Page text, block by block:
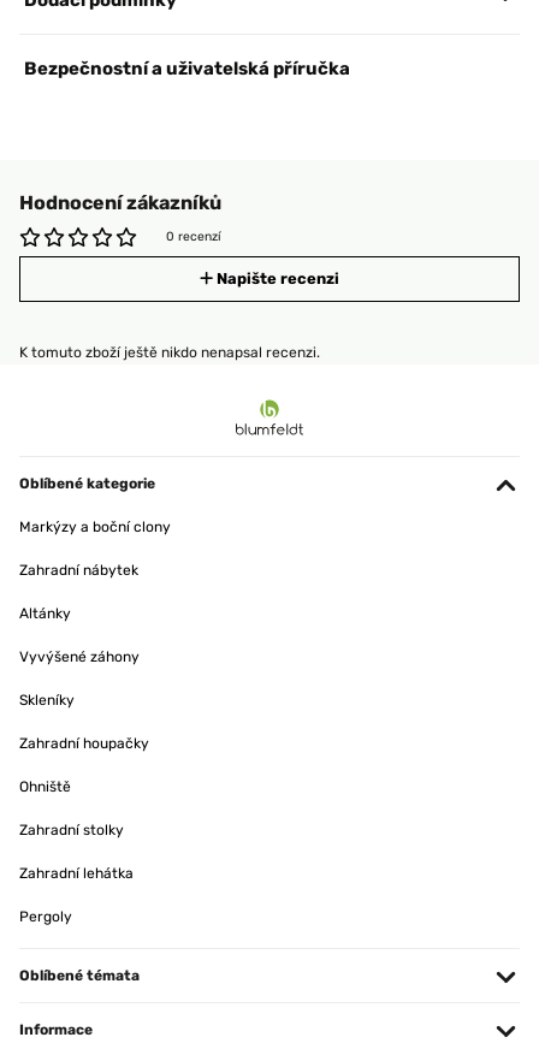
Bezpečnostní a uživatelská příručka
Hodnocení zákazníků
0 recenzí
Napište recenzi
K tomuto zboží ještě nikdo nenapsal recenzi.
Oblíbené kategorie
Markýzy a boční clony
Zahradní nábytek
Altánky
Vyvýšené záhony
Skleníky
Zahradní houpačky
Ohniště
Zahradní stolky
Zahradní lehátka
Pergoly
Oblíbené témata
Informace